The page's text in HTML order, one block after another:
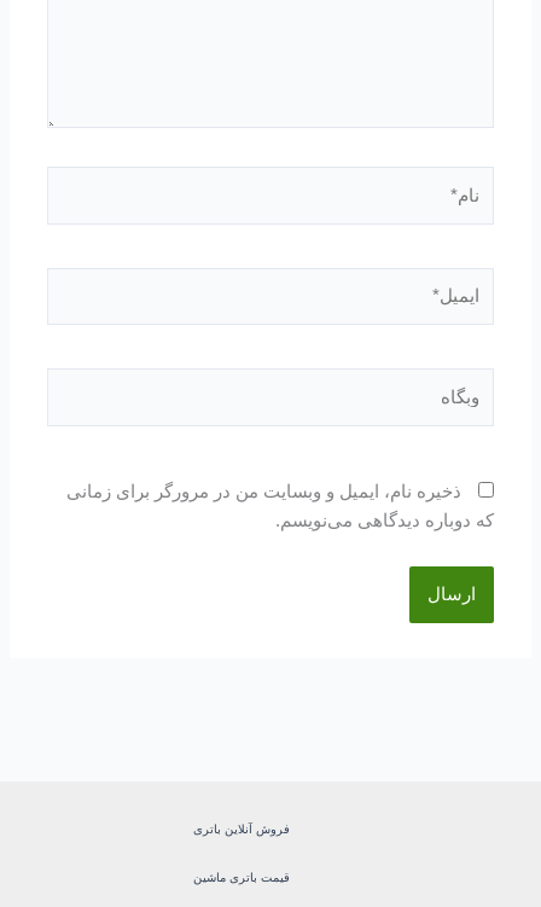
ذخیره نام، ایمیل و وبسایت من در مرورگر برای زمانی
که دوباره دیدگاهی می‌نویسم.
فروش آنلاین باتری
قیمت باتری ماشین